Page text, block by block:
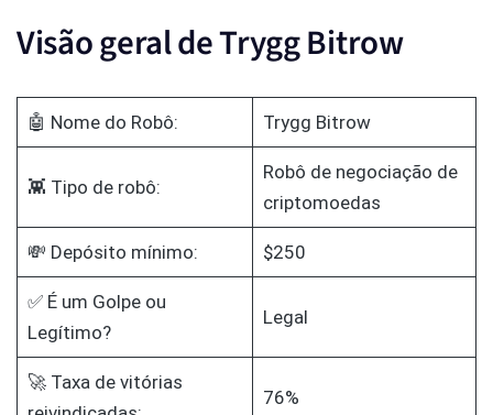
Visão geral de Trygg Bitrow
🤖 Nome do Robô: Trygg Bitrow
👾 Tipo de robô:
Robô de negociação de
criptomoedas
💸 Depósito mínimo: $250
✅ É um Golpe ou
Legítimo?
Legal
🚀 Taxa de vitórias
76%